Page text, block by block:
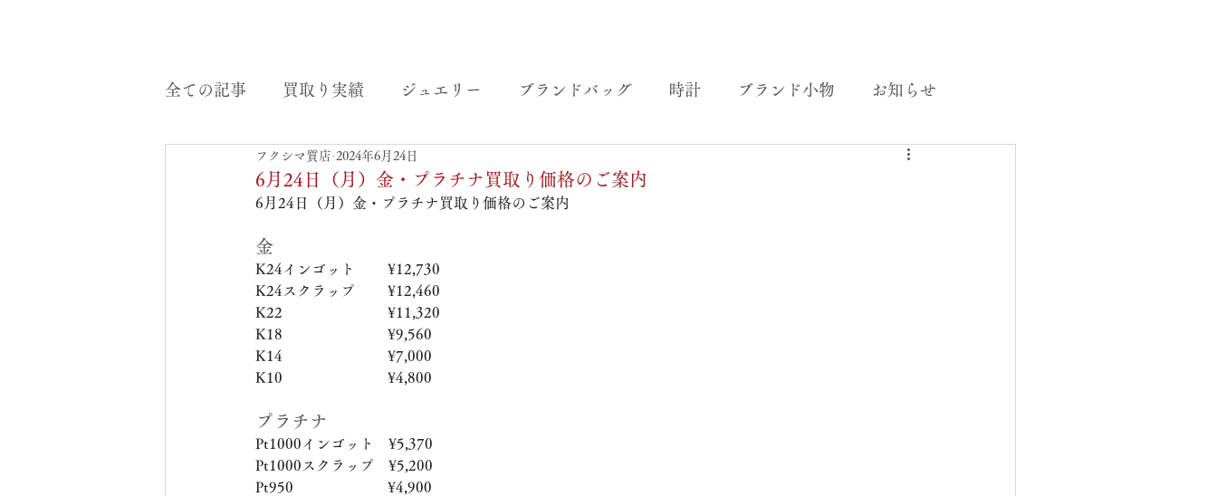
全ての記事 買取り実績 ジュエリー ブランドバッグ 時計 ブランド小物 お知らせ
6月24日（月）金・プラチナ買取り価格のご案内
フクシマ質店 2024年6月24日
6月24日（月）金・プラチナ買取り価格のご案内
金
K24インゴット　　 ¥12,730
K24スクラップ　     ¥12,460
K22　　　　　   　  ¥11,320
K18　　　　　    　 ¥9,560
K14　　　　　　     ¥7,000
K10　　　　　　     ¥4,800
プラチナ
Pt1000インゴット　¥5,370
Pt1000スクラップ　¥5,200
Pt950　　　　　　  ¥4,900